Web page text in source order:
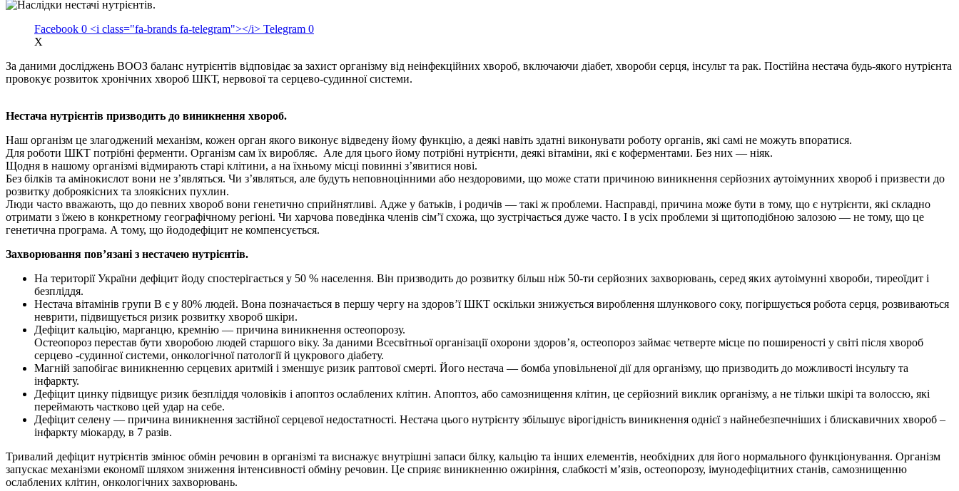
Facebook 0 <i class="fa-brands fa-telegram"></i> Telegram 0
X
За даними досліджень ВООЗ баланс нутрієнтів відповідає за захист організму від неінфекційних хвороб, включаючи діабет, хвороби серця, інсульт та рак. Постійна нестача будь-якого нутрієнта
провокує розвиток хронічних хвороб ШКТ, нервової та серцево-судинної системи.
Нестача нутрієнтів призводить до виникнення хвороб.
Наш організм це злагоджений механізм, кожен орган якого виконує відведену йому функцію, а деякі навіть здатні виконувати роботу органів, які самі не можуть впоратися.
Для роботи ШКТ потрібні ферменти. Організм сам їх виробляє. Але для цього йому потрібні нутрієнти, деякі вітаміни, які є коферментами. Без них — ніяк.
Щодня в нашому організмі відмирають старі клітини, а на їхньому місці повинні з’явитися нові.
Без білків та амінокислот вони не з’являться. Чи з’являться, але будуть неповноцінними або нездоровими, що може стати причиною виникнення серйозних аутоімунних хвороб і призвести до
розвитку доброякісних та злоякісних пухлин.
Люди часто вважають, що до певних хвороб вони генетично сприйнятливі. Адже у батьків, і родичів — такі ж проблеми. Насправді, причина може бути в тому, що є нутрієнти, які складно
отримати з їжею в конкретному географічному регіоні. Чи харчова поведінка членів сім’ї схожа, що зустрічається дуже часто. І в усіх проблеми зі щитоподібною залозою — не тому, що це
генетична програма. А тому, що йододефіцит не компенсується.
Захворювання пов’язані з нестачею нутрієнтів.
На території України дефіцит йоду спостерігається у 50 % населення. Він призводить до розвитку більш ніж 50-ти серйозних захворювань, серед яких аутоімунні хвороби, тиреоїдит і
безпліддя.
Нестача вітамінів групи В є у 80% людей. Вона позначається в першу чергу на здоров’ї ШКТ оскільки знижується вироблення шлункового соку, погіршується робота серця, розвиваються
неврити, підвищується ризик розвитку хвороб шкіри.
Дефіцит кальцію, марганцю, кремнію — причина виникнення остеопорозу.
Остеопороз перестав бути хворобою людей старшого віку. За даними Всесвітньої організації охорони здоров’я, остеопороз займає четверте місце по поширеності у світі після хвороб
серцево -судинної системи, онкологічної патології й цукрового діабету.
Магній запобігає виникненню серцевих аритмій і зменшує ризик раптової смерті. Його нестача — бомба уповільненої дії для організму, що призводить до можливості інсульту та
інфаркту.
Дефіцит цинку підвищує ризик безпліддя чоловіків і апоптоз ослаблених клітин. Апоптоз, або самознищення клітин, це серйозний виклик організму, а не тільки шкірі та волоссю, які
переймають частково цей удар на себе.
Дефіцит селену — причина виникнення застійної серцевої недостатності. Нестача цього нутрієнту збільшує вірогідність виникнення однієї з найнебезпечніших і блискавичних хвороб –
інфаркту міокарду, в 7 разів.
Тривалий дефіцит нутрієнтів змінює обмін речовин в організмі та виснажує внутрішні запаси білку, кальцію та інших елементів, необхідних для його нормального функціонування. Організм
запускає механізми економії шляхом зниження інтенсивності обміну речовин. Це сприяє виникненню ожиріння, слабкості м’язів, остеопорозу, імунодефіцитних станів, самознищенню
ослаблених клітин, онкологічних захворювань.